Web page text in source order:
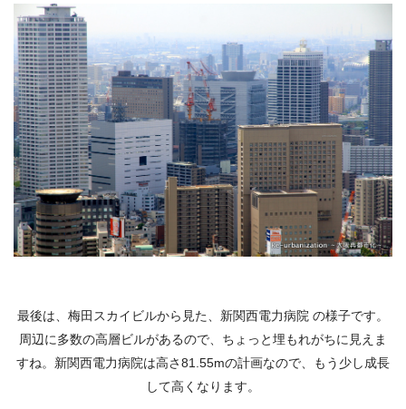
最後は、梅田スカイビルから見た、新関西電力病院 の様子です。
周辺に多数の高層ビルがあるので、ちょっと埋もれがちに見えま
すね。新関西電力病院は高さ81.55mの計画なので、もう少し成長
して高くなります。